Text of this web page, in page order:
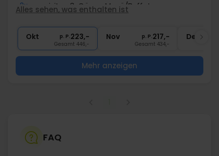
2x exquisites 3-Gänge Menü/Buffet
1x Fl. Wein bei Anreise pro Zimmer
Alles sehen, was enthalten ist
Okt p. P.223,-
Gesamt 446,-
Nov p. P.217,-
Gesamt 434,-
Dez
Mehr anzeigen
FAQ